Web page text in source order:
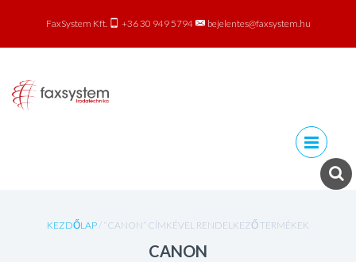
FaxSystem Kft. +36 30 949 5794 bejelentes@faxsystem.hu
Skip to
content
KEZDŐLAP/ “CANON” CÍMKÉVEL RENDELKEZŐ TERMÉKEK
CANON